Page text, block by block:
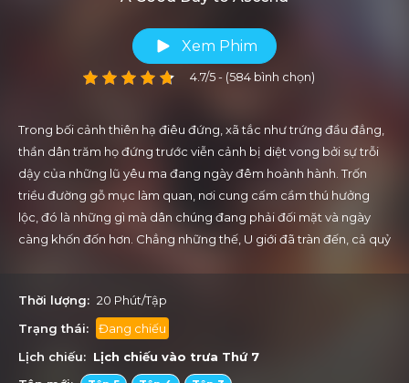
Xem Phim
4.7/5 - (584 bình chọn)
Trong bối cảnh thiên hạ điêu đứng, xã tắc như trứng đầu đẳng,
thần dân trăm họ đứng trước viễn cảnh bị diệt vong bởi sự trỗi
dậy của những lũ yêu ma đang ngày đêm hoành hành. Trốn
triều đường gỗ mục làm quan, nơi cung cấm cầm thú hưởng
lộc, đó là những gì mà dân chúng đang phải đối mặt và ngày
càng khốn đốn hơn. Chẳng những thế, U giới đã tràn đến, cả quỷ
Ứng làm nghề bắt rắn đã không thể cam tâm đứng nhìn U giới
hoành hành mà đã đứng lên tiêu diệt những kẻ hung ác, thậm
chí là cả hoạn quan hay thần mà không tốt cũng bị anh xử lý.
Thời lượng: 20 Phút/Tập
Trạng thái:
Đang chiếu
Lịch chiếu: Lịch chiếu vào trưa Thứ 7